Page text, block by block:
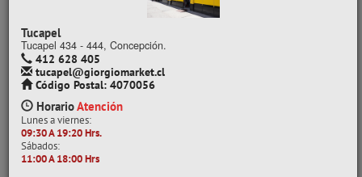
Tucapel
Tucapel 434 - 444, Concepción.
412 628 405
tucapel@giorgiomarket.cl
Código Postal: 4070056
HorarioAtención
Lunes a viernes:
09:30 A 19:20 Hrs.
Sábados:
11:00 A 18:00 Hrs
Ver todo en Papelería
PAPELERÍA CARTULINA ESPAÑOLA
Mostrando un máximo de 40 resultados por página